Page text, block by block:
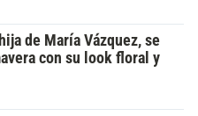
de María Vázquez, se
con su look floral y